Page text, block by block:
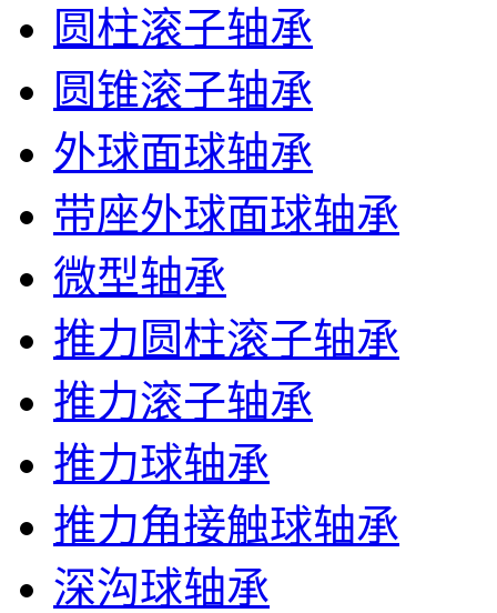
圆柱滚子轴承
圆锥滚子轴承
外球面球轴承
带座外球面球轴承
微型轴承
推力圆柱滚子轴承
推力滚子轴承
推力球轴承
推力角接触球轴承
深沟球轴承